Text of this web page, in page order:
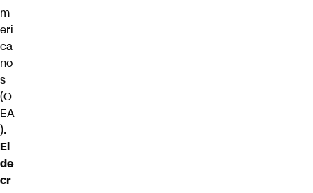
m
eri
ca
no
s
(O
EA
).
El
de
cr